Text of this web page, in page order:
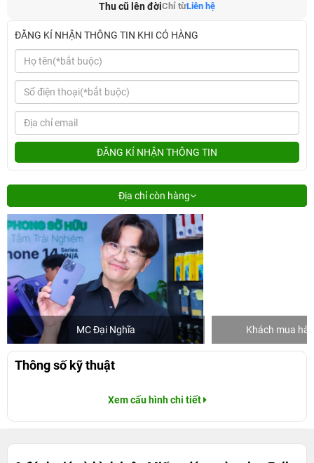
Thu cũ lên đờiChỉ từLiên hệ
ĐĂNG KÍ NHẬN THÔNG TIN KHI CÓ HÀNG
ĐĂNG KÍ NHẬN THÔNG TIN
Địa chỉ còn hàng
MC Đại Nghĩa Khách mua
Thông số kỹ thuật
Xem cấu hình chi tiết